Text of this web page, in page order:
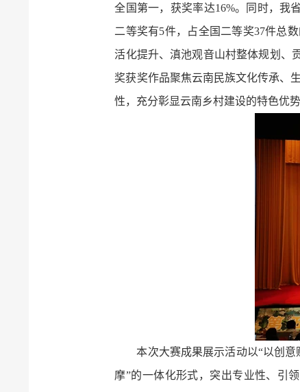
全国第一，获奖率达16%。同时，我
二等奖有5件，占全国二等奖37件总
活化提升、滇池观音山村整体规划、
奖获奖作品聚焦云南民族文化传承、
性，充分彰显云南乡村建设的特色优
本次大赛成果展示活动以“以创
摩”的一体化形式，突出专业性、引